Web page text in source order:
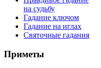
на судьбу
Гадание ключом
Гадание на иглах
Святочные гадания
Приметы